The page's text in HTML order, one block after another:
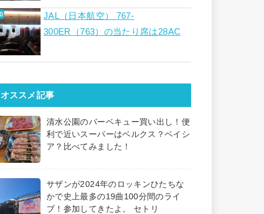
JAL（日本航空） 767-
300ER（763）の当たり席は28AC
オススメ記事
清水公園のバーベキュー買い出し！便
利で近いスーパーはベルクス？ベイシ
ア？比べてみました！
サザンが2024年のロッキンひたちな
かで史上最多の19曲100分間のライ
ブ！参加してきたよ。 セトリ